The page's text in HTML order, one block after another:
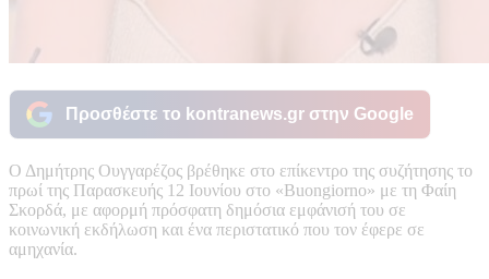
Προσθέστε το kontranews.gr στην Google
Ο Δημήτρης Ουγγαρέζος βρέθηκε στο επίκεντρο της συζήτησης το
πρωί της Παρασκευής 12 Ιουνίου στο «Buongiorno» με τη Φαίη
Σκορδά, με αφορμή πρόσφατη δημόσια εμφάνισή του σε
κοινωνική εκδήλωση και ένα περιστατικό που τον έφερε σε
αμηχανία.